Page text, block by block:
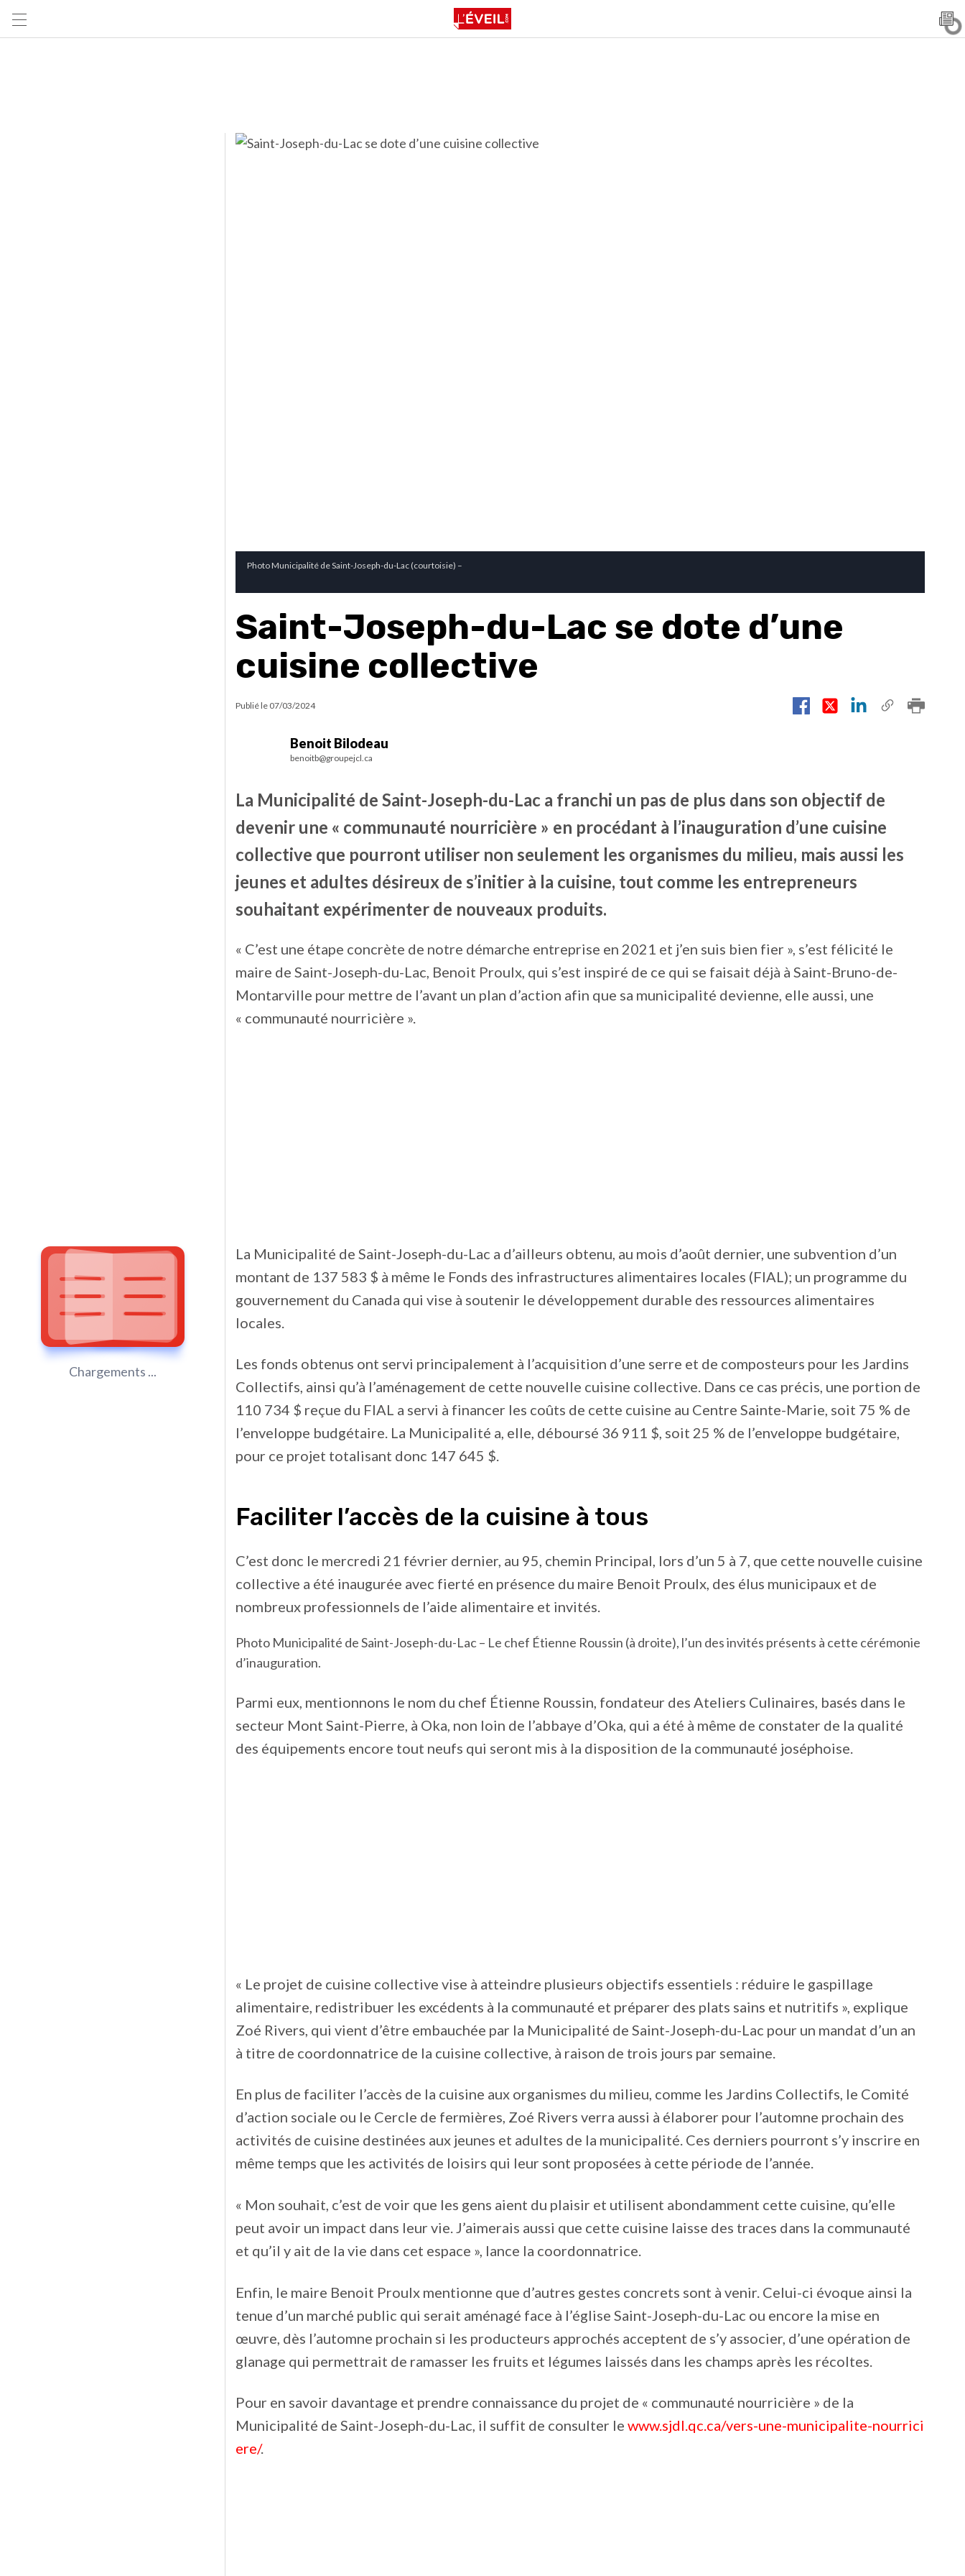
Chargements ...
Photo Municipalité de Saint-Joseph-du-Lac (courtoisie) –
Saint-Joseph-du-Lac se dote d’une
cuisine collective
Publié le 07/03/2024
Benoit Bilodeau
benoitb@groupejcl.ca
La Municipalité de Saint-Joseph-du-Lac a franchi un pas de plus dans son objectif de
devenir une « communauté nourricière » en procédant à l’inauguration d’une cuisine
collective que pourront utiliser non seulement les organismes du milieu, mais aussi les
jeunes et adultes désireux de s’initier à la cuisine, tout comme les entrepreneurs
souhaitant expérimenter de nouveaux produits.
« C’est une étape concrète de notre démarche entreprise en 2021 et j’en suis bien fier », s’est félicité le
maire de Saint-Joseph-du-Lac, Benoit Proulx, qui s’est inspiré de ce qui se faisait déjà à Saint-Bruno-de-
Montarville pour mettre de l’avant un plan d’action afin que sa municipalité devienne, elle aussi, une
« communauté nourricière ».
La Municipalité de Saint-Joseph-du-Lac a d’ailleurs obtenu, au mois d’août dernier, une subvention d’un
montant de 137 583 $ à même le Fonds des infrastructures alimentaires locales (FIAL); un programme du
gouvernement du Canada qui vise à soutenir le développement durable des ressources alimentaires
locales.
Les fonds obtenus ont servi principalement à l’acquisition d’une serre et de composteurs pour les Jardins
Collectifs, ainsi qu’à l’aménagement de cette nouvelle cuisine collective. Dans ce cas précis, une portion de
110 734 $ reçue du FIAL a servi à financer les coûts de cette cuisine au Centre Sainte-Marie, soit 75 % de
l’enveloppe budgétaire. La Municipalité a, elle, déboursé 36 911 $, soit 25 % de l’enveloppe budgétaire,
pour ce projet totalisant donc 147 645 $.
Faciliter l’accès de la cuisine à tous
C’est donc le mercredi 21 février dernier, au 95, chemin Principal, lors d’un 5 à 7, que cette nouvelle cuisine
collective a été inaugurée avec fierté en présence du maire Benoit Proulx, des élus municipaux et de
nombreux professionnels de l’aide alimentaire et invités.
Photo Municipalité de Saint-Joseph-du-Lac – Le chef Étienne Roussin (à droite), l’un des invités présents à cette cérémonie
d’inauguration.
Parmi eux, mentionnons le nom du chef Étienne Roussin, fondateur des Ateliers Culinaires, basés dans le
secteur Mont Saint-Pierre, à Oka, non loin de l’abbaye d’Oka, qui a été à même de constater de la qualité
des équipements encore tout neufs qui seront mis à la disposition de la communauté joséphoise.
« Le projet de cuisine collective vise à atteindre plusieurs objectifs essentiels : réduire le gaspillage
alimentaire, redistribuer les excédents à la communauté et préparer des plats sains et nutritifs », explique
Zoé Rivers, qui vient d’être embauchée par la Municipalité de Saint-Joseph-du-Lac pour un mandat d’un an
à titre de coordonnatrice de la cuisine collective, à raison de trois jours par semaine.
En plus de faciliter l’accès de la cuisine aux organismes du milieu, comme les Jardins Collectifs, le Comité
d’action sociale ou le Cercle de fermières, Zoé Rivers verra aussi à élaborer pour l’automne prochain des
activités de cuisine destinées aux jeunes et adultes de la municipalité. Ces derniers pourront s’y inscrire en
même temps que les activités de loisirs qui leur sont proposées à cette période de l’année.
« Mon souhait, c’est de voir que les gens aient du plaisir et utilisent abondamment cette cuisine, qu’elle
peut avoir un impact dans leur vie. J’aimerais aussi que cette cuisine laisse des traces dans la communauté
et qu’il y ait de la vie dans cet espace », lance la coordonnatrice.
Enfin, le maire Benoit Proulx mentionne que d’autres gestes concrets sont à venir. Celui-ci évoque ainsi la
tenue d’un marché public qui serait aménagé face à l’église Saint-Joseph-du-Lac ou encore la mise en
œuvre, dès l’automne prochain si les producteurs approchés acceptent de s’y associer, d’une opération de
glanage qui permettrait de ramasser les fruits et légumes laissés dans les champs après les récoltes.
Pour en savoir davantage et prendre connaissance du projet de « communauté nourricière » de la
Municipalité de Saint-Joseph-du-Lac, il suffit de consulter le www.sjdl.qc.ca/vers-une-municipalite-nourrici
ere/.